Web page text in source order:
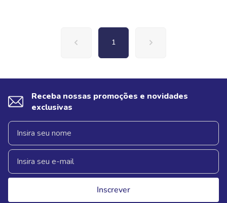
1
Receba nossas promoções e novidades
exclusivas
Inscrever